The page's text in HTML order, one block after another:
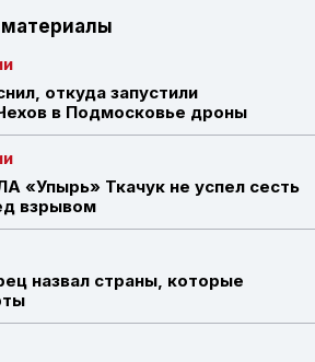
откуда запустили
в Подмосковье дроны
«Упырь» Ткачук не успел сесть
взрывом
назвал страны, которые